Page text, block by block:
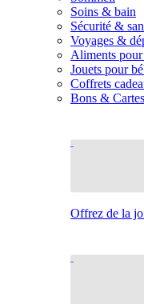
Soins & bain
Sécurité &
Voyages &
Aliments pour
Jouets pour
Coffrets
Bons &
Offrez de la